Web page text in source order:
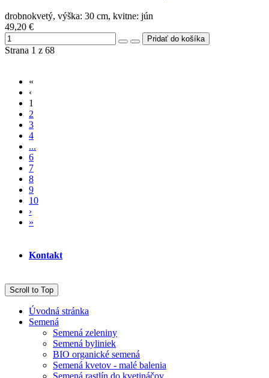
drobnokvetý, výška: 30 cm, kvitne: jún
49,20 €
Strana 1 z 68
«
‹
1
2
3
4
...
6
7
8
9
10
›
»
Kontakt
Scroll to Top
Úvodná stránka
Semená
Semená zeleniny
Semená byliniek
BIO organické semená
Semená kvetov - malé balenia
Semená rastlín do kvetináčov